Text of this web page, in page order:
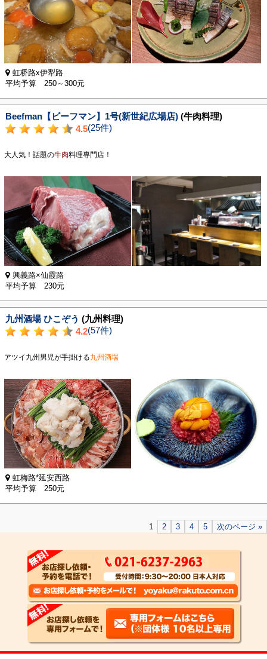
虹桥路x伊犁路
平均予算 250～300元
Beefman【ビーフマン】1号(新世紀広場店) (牛肉料理)
4.5(25件)
大人気！話題の牛肉料理専門店！
興義路×仙霞路
平均予算 230元
九州酒場 ひこぞう (九州料理)
4.2(57件)
アツイ九州男児が手掛ける九州酒場
虹梅路*延安西路
平均予算 250元
1 2 3 4 5 次のページ »